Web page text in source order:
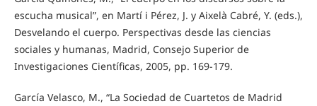
escucha musical”, en Martí i Pérez, J. y Aixelà Cabré, Y. (eds.),
Desvelando el cuerpo. Perspectivas desde las ciencias
sociales y humanas, Madrid, Consejo Superior de
Investigaciones Científicas, 2005, pp. 169-179.
García Velasco, M., “La Sociedad de Cuartetos de Madrid